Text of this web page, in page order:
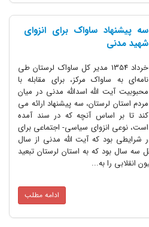
پیشنهاد ساواک برای انزوای
مدنی
خرداد 1354 مدیر کل ساواک لرستان طی
به ساواک مرکز، برای مقابله با
آیت الله اسدالله مدنی در میان
استان لرستان، سه پیشنهاد ارائه می
تا بر اساس آنچه که در سند آمده
نوعی انزوای سیاسی- اجتماعی برای
بود که آیت الله مدنی از سال
سه سال بود که به استان لرستان تبعید
را به...
ادامه مطلب